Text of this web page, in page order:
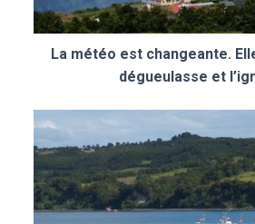
La météo est changeante.
dégueulasse et